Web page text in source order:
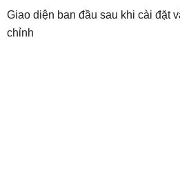
Giao diện ban đầu sau khi cài đặt
chỉnh